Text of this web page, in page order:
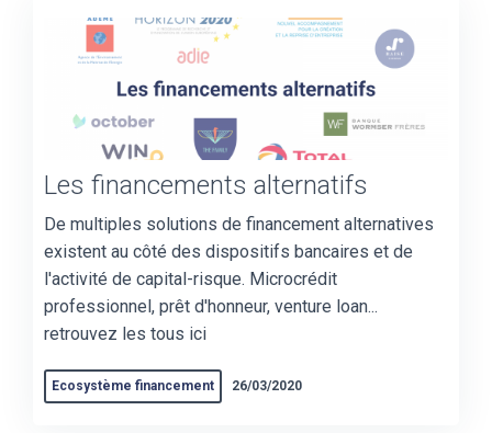
Les financements alternatifs
De multiples solutions de financement alternatives
existent au côté des dispositifs bancaires et de
l'activité de capital-risque. Microcrédit
professionnel, prêt d'honneur, venture loan...
retrouvez les tous ici
Ecosystème financement 26/03/2020